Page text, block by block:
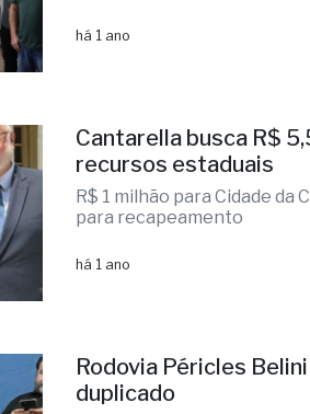
há 1 ano
Cantarella busca R$
recursos estaduais
R$ 1 milhão para Cidade da
para recapeamento
há 1 ano
Rodovia Péricles
duplicado